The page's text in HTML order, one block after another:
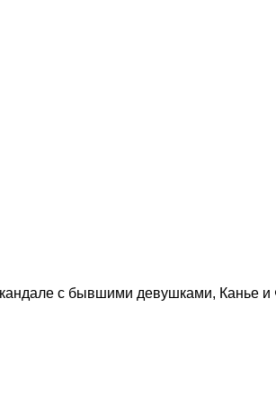
с бывшими девушками, Канье